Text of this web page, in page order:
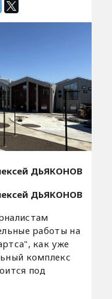
ДЬЯКОНОВ
ДЬЯКОНОВ
работы на
как уже
комплекс
под